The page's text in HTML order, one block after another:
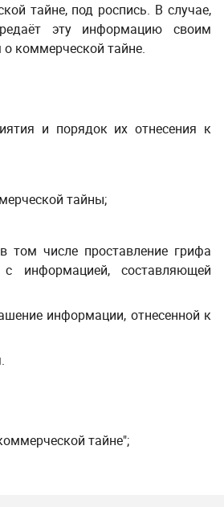
тайне, под роспись. В случае,
эту информацию своим
коммерческой тайне.
и порядок их отнесения к
тайны;
том числе проставление грифа
информацией, составляющей
информации, отнесенной к
тайне";